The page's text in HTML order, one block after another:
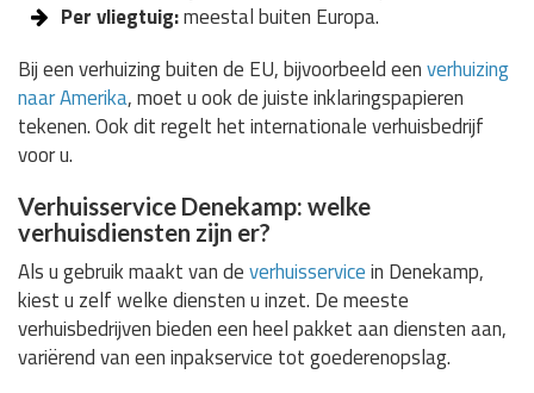
Per vliegtuig:meestal buiten Europa.
Bij een verhuizing buiten de EU, bijvoorbeeld eenverhuizing
naar Amerika, moet u ook de juiste inklaringspapieren
tekenen. Ook dit regelt het internationale verhuisbedrijf
voor u.
Verhuisservice Denekamp: welke
verhuisdiensten zijn er?
Als u gebruik maakt van deverhuisservicein Denekamp,
kiest u zelf welke diensten u inzet. De meeste
verhuisbedrijven bieden een heel pakket aan diensten aan,
variërend van een inpakservice tot goederenopslag.